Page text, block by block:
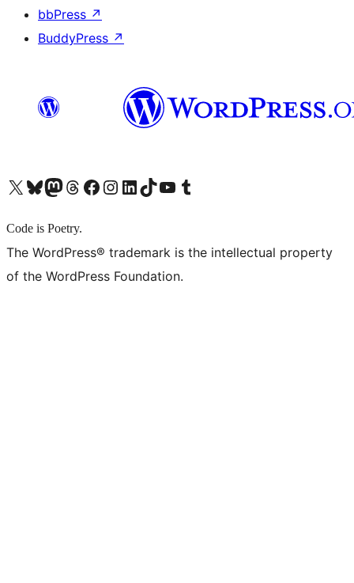
bbPress ↗
BuddyPress ↗
X (旧 Twitter) アカウントへBluesky アカウントへMastodon アカウントへThreads アカウントへ Facebook ページへInstagram アカウントへ LinkedIn アカウントへTikTok アカウントへYouTube チャンネルへ Tumblr アカウントへ
Code is Poetry.
The WordPress® trademark is the intellectual property
of the WordPress Foundation.